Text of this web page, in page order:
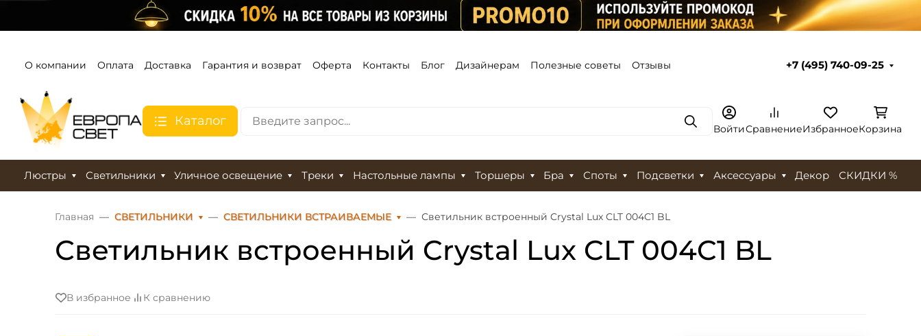
О компании Оплата Доставка Гарантия и возврат Оферта Контакты Блог Дизайнерам Полезные советы Отзывы +7 (495) 740-09-25
Каталог ПоискВойтиСравнениеИзбранноеКорзина
Люстры Светильники Уличное освещение Треки Настольные лампы Торшеры Бра Споты Подсветки Аксессуары Декор СКИДКИ %
Главная СВЕТИЛЬНИКИ СВЕТИЛЬНИКИ ВСТРАИВАЕМЫЕ Светильник встроенный Crystal Lux CLT 004C1 BL
Светильник встроенный Crystal Lux CLT 004C1 BL
В избранное К сравнению